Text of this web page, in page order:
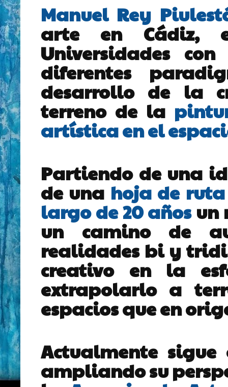
Manuel Rey
arte en Cádiz,
Universidades
diferentes
desarrollo de la
terreno de la
artística en el
Partiendo de una
de una hoja de
largo de 20 añosun
un camino de
realidades bi y
creativo en la
extrapolarlo a
espacios que en
Actualmente
ampliando su